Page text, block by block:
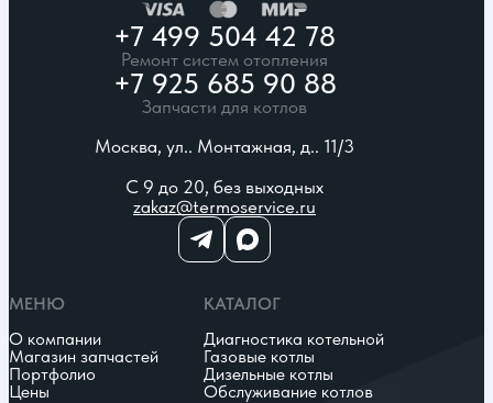
+7 499 504 42 78
Ремонт систем отопления
+7 925 685 90 88
Запчасти для котлов
Москва, ул.. Монтажная, д.. 11/3
С 9 до 20, без выходных
zakaz@termoservice.ru
МЕНЮ
О компании
Магазин запчастей
Портфолио
Цены
КАТАЛОГ
Диагностика котельной
Газовые котлы
Дизельные котлы
Обслуживание котлов